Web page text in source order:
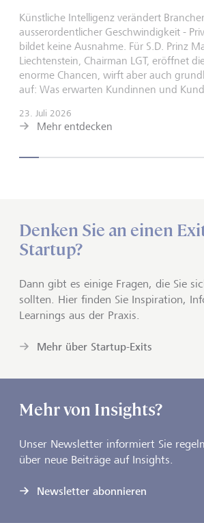
Künstliche Intelligenz verändert
ausserordentlicher Geschwindigkeit -
bildet keine Ausnahme. Für S.D. Prinz
Liechtenstein, Chairman LGT, eröffnet
enorme Chancen, wirft aber auch
auf: Was erwarten Kundinnen und
23. Juli 2026
Mehr entdecken
Denken Sie an einen
Startup?
Dann gibt es einige Fragen, die Sie
sollten. Hier finden Sie Inspiration,
Learnings aus der Praxis.
Mehr über Startup-Exits
Mehr von Insights?
Unser Newsletter informiert Sie
über neue Beiträge auf Insights.
Newsletter abonnieren